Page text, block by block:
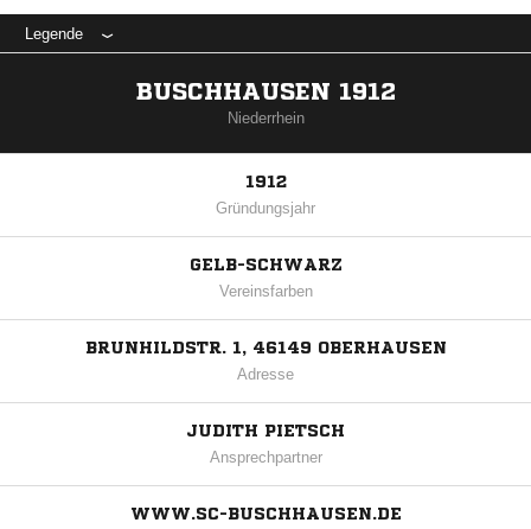
Legende
BUSCHHAUSEN 1912
Niederrhein
1912
Gründungsjahr
GELB-SCHWARZ
Vereinsfarben
BRUNHILDSTR. 1, 46149 OBERHAUSEN
Adresse
JUDITH PIETSCH
Ansprechpartner
WWW.SC-BUSCHHAUSEN.DE